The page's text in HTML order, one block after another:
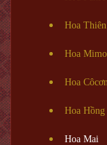
Hoa
Hoa
Hoa
Hoa Hồng
Hoa Mai